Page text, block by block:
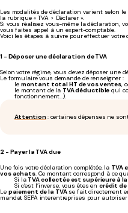
Les modalités de déclaration varient selon
la rubrique « TVA > Déclarer ».
Si vous réalisez vous-même la déclaration,
vous faites appel à un expert-comptable.
Voici les étapes à suivre pour effectuer votre
1 - Déposer une déclaration de TVA
Selon votre régime, vous devez déposer une
Le formulaire vous demande de renseigner :
le montant total HT de vos ventes,
le montant de la TVA déductible qui
fonctionnement…).
Attention: certaines dépenses ne
2 - Payer la TVA due
Une fois votre déclaration complétée, la TVA
vos achats. Ce montant correspond à ce
Si la TVA collectée est supérieure à
Si c’est l’inverse, vous êtes encrédit de
Le paiement de la TVAse fait directement
mandat SEPA interentreprises pour autoriser